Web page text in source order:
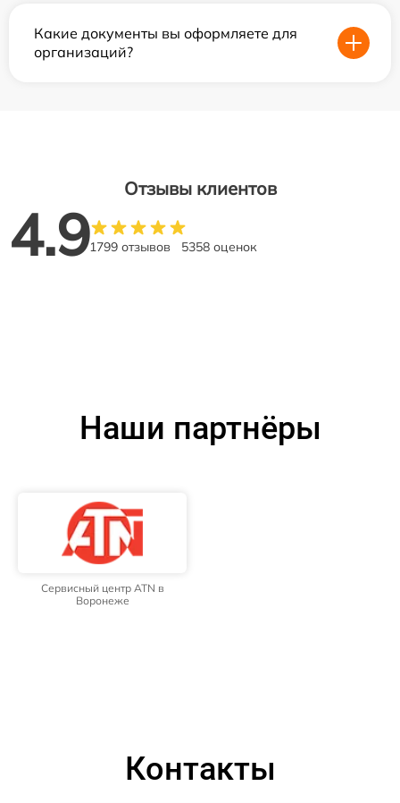
Какие документы вы оформляете для
организаций?
Отзывы клиентов
4.91799 отзывов 5358 оценок
Наши партнёры
Сервисный центр ATN в
Воронеже
Контакты